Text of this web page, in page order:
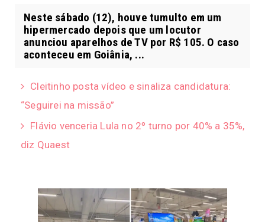
Neste sábado (12), houve tumulto em um
hipermercado depois que um locutor
anunciou aparelhos de TV por R$ 105. O caso
aconteceu em Goiânia, ...
Cleitinho posta vídeo e sinaliza candidatura:
“Seguirei na missão”
Flávio venceria Lula no 2º turno por 40% a 35%,
diz Quaest